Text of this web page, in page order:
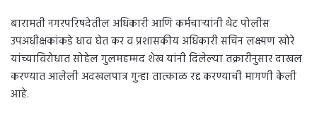
बारामती नगरपरिषदेतील अधिकारी आणि कर्मचाऱ्यांनी थेट पोलीस
उपअधीक्षकांकडे धाव घेत कर व प्रशासकीय अधिकारी सचिन लक्ष्मण खोरे
यांच्याविरोधात सोहेल गुलमहम्मद शेख यांनी दिलेल्या तक्रारीनुसार दाखल
करण्यात आलेली अदखलपात्र गुन्हा तात्काळ रद्द करण्याची मागणी केली
आहे.